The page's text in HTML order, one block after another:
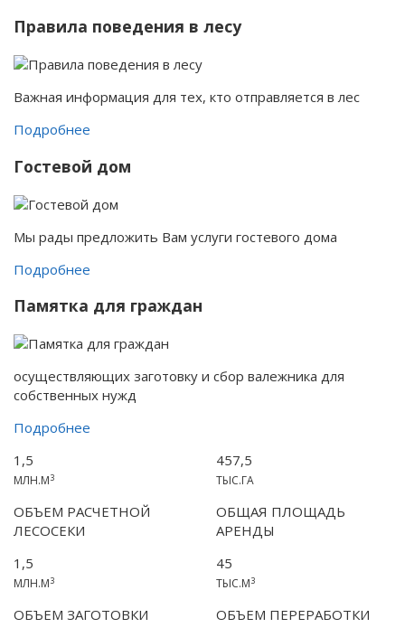
Правила поведения в лесу
Важная информация для тех, кто отправляется в лес
Подробнее
Гостевой дом
Мы рады предложить Вам услуги гостевого дома
Подробнее
Памятка для граждан
осуществляющих заготовку и сбор валежника для
собственных нужд
Подробнее
1,5
МЛН.М3
ОБЪЕМ РАСЧЕТНОЙ
ЛЕСОСЕКИ
457,5
ТЫС.ГА
ОБЩАЯ ПЛОЩАДЬ
АРЕНДЫ
1,5
МЛН.М3
ОБЪЕМ ЗАГОТОВКИ
45
ТЫС.М3
ОБЪЕМ ПЕРЕРАБОТКИ